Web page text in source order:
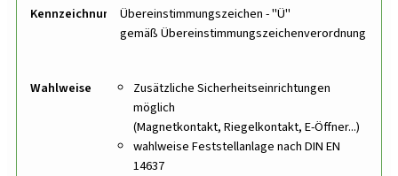
Kennzeichnung
Übereinstimmungszeichen - "Ü"
gemäß Übereinstimmungszeichenverordnung
Wahlweise
Zusätzliche Sicherheitseinrichtungen
möglich
(Magnetkontakt, Riegelkontakt, E-Öffner...)
wahlweise Feststellanlage nach DIN EN
14637